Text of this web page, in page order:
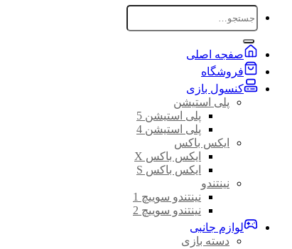
جستجو
برای:
صفجه اصلی
فروشگاه
کنسول بازی
پلی استیشن
پلی استیشن 5
پلی استیشن 4
ایکس باکس
ایکس باکس X
ایکس باکس S
نینتندو
نینتندو سوییچ 1
نینتندو سوییچ 2
لوازم جانبی
دسته بازی